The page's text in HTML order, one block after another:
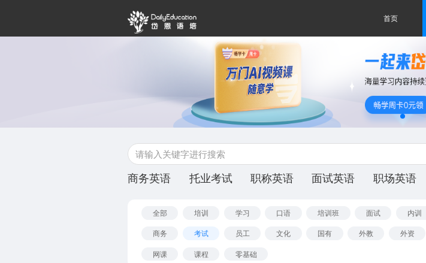
首页
商务英语 托业考试 职称英语 面试英语 职场英语
全部 培训 学习 口语 培训班 面试 内训
商务 考试 员工 文化 国有 外教 外资
网课 课程 零基础